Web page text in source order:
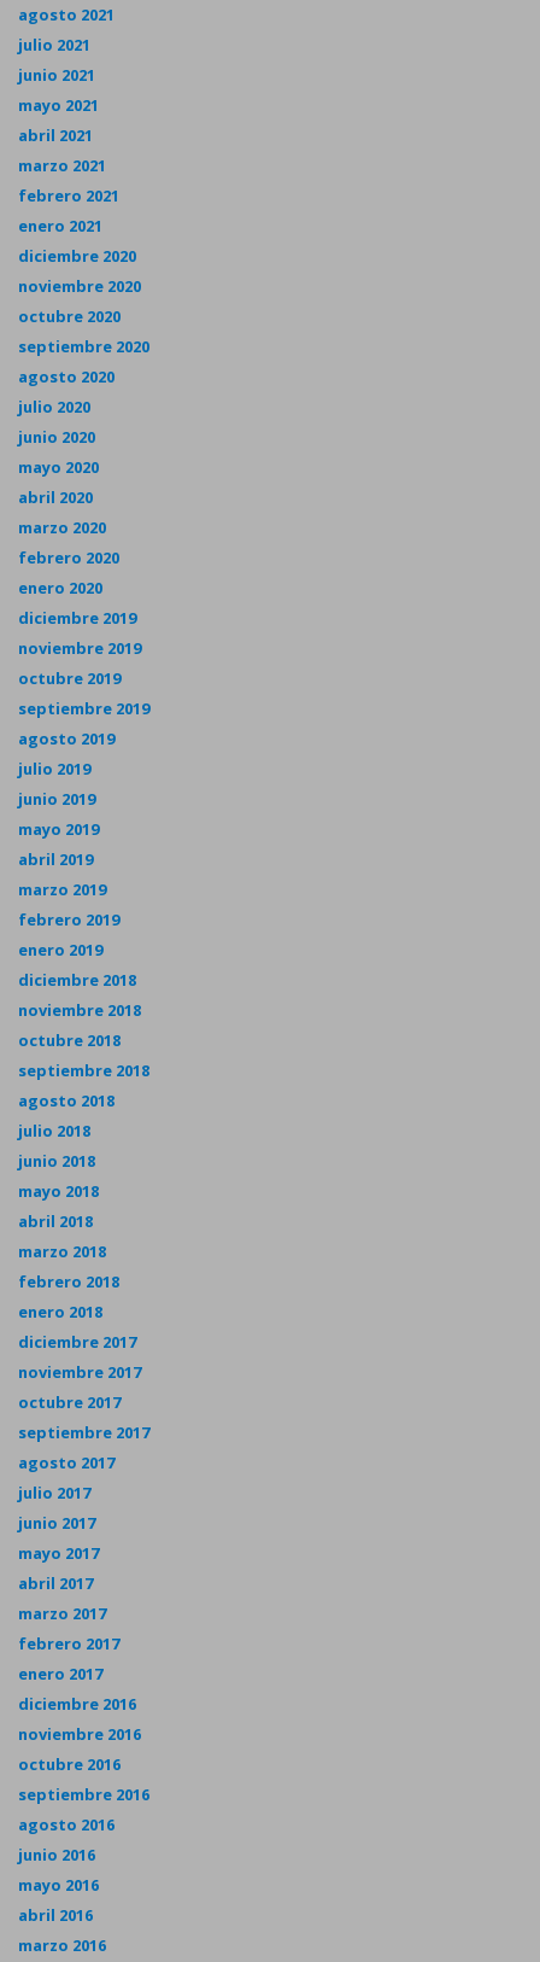
agosto 2021
julio 2021
junio 2021
mayo 2021
abril 2021
marzo 2021
febrero 2021
enero 2021
diciembre 2020
noviembre 2020
octubre 2020
septiembre 2020
agosto 2020
julio 2020
junio 2020
mayo 2020
abril 2020
marzo 2020
febrero 2020
enero 2020
diciembre 2019
noviembre 2019
octubre 2019
septiembre 2019
agosto 2019
julio 2019
junio 2019
mayo 2019
abril 2019
marzo 2019
febrero 2019
enero 2019
diciembre 2018
noviembre 2018
octubre 2018
septiembre 2018
agosto 2018
julio 2018
junio 2018
mayo 2018
abril 2018
marzo 2018
febrero 2018
enero 2018
diciembre 2017
noviembre 2017
octubre 2017
septiembre 2017
agosto 2017
julio 2017
junio 2017
mayo 2017
abril 2017
marzo 2017
febrero 2017
enero 2017
diciembre 2016
noviembre 2016
octubre 2016
septiembre 2016
agosto 2016
junio 2016
mayo 2016
abril 2016
marzo 2016